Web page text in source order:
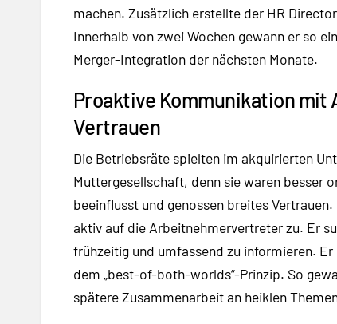
machen. Zusätzlich erstellte der HR
Innerhalb von zwei Wochen gewann er so
Merger-Integration der nächsten Monate.
Proaktive Kommunikation
Vertrauen
Die Betriebsräte spielten im akquirierten
Muttergesellschaft, denn sie waren besser
beeinflusst und genossen breites
aktiv auf die Arbeitnehmervertreter zu. Er
frühzeitig und umfassend zu informieren.
dem „best-of-both-worlds“-Prinzip. So
spätere Zusammenarbeit an heiklen